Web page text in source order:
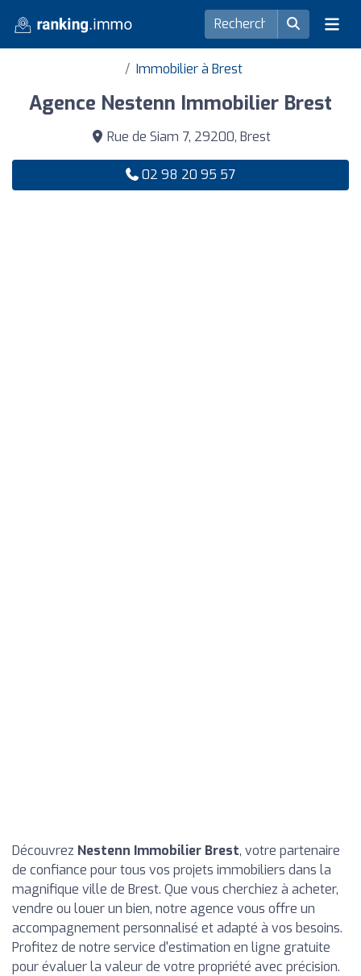
Immobilier à Brest
Agence Nestenn Immobilier Brest
Rue de Siam 7, 29200, Brest
02 98 20 95 57
Découvrez Nestenn Immobilier Brest, votre partenaire
de confiance pour tous vos projets immobiliers dans la
magnifique ville de Brest. Que vous cherchiez à acheter,
vendre ou louer un bien, notre agence vous offre un
accompagnement personnalisé et adapté à vos besoins.
Profitez de notre service d'estimation en ligne gratuite
pour évaluer la valeur de votre propriété avec précision.